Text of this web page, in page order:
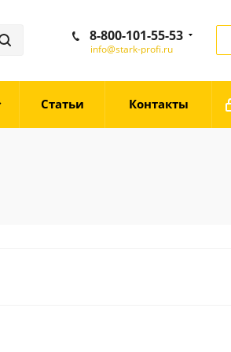
8-800-101-55-53
info@stark-profi.ru
Статьи Контакты